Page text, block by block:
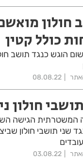
חולון
כולל קטין
08.08.22
חולון
המשטרתית הגישה
שני תושבי חולון
03.08.22